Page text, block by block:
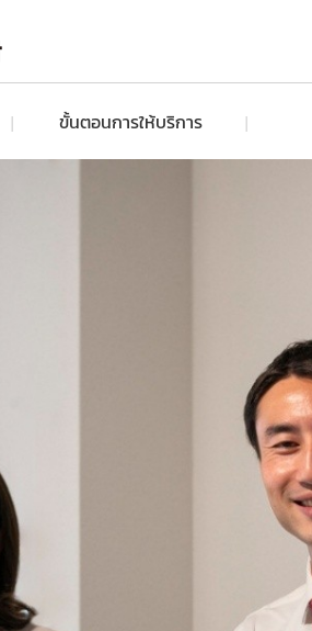
ขั้นตอนการให้บริการ